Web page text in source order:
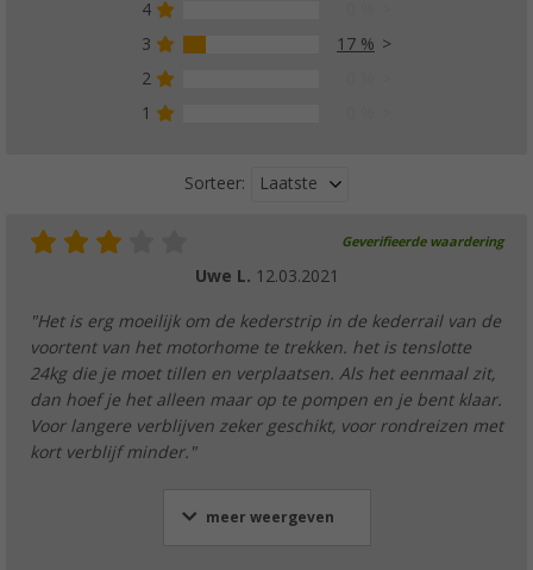
4
3
17 %
2
1
Sorteer: Laatste
Geverifieerde waardering
Uwe L. 12.03.2021
"Het is erg moeilijk om de kederstrip in de kederrail van de
voortent van het motorhome te trekken. het is tenslotte
24kg die je moet tillen en verplaatsen. Als het eenmaal zit,
dan hoef je het alleen maar op te pompen en je bent klaar.
Voor langere verblijven zeker geschikt, voor rondreizen met
kort verblijf minder."
meer weergeven